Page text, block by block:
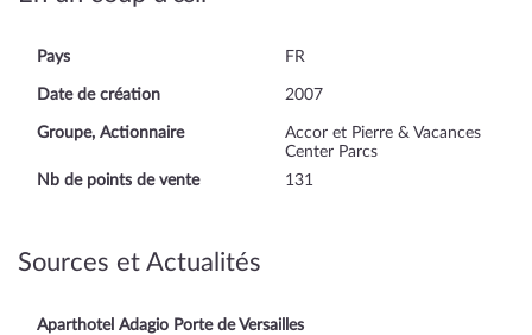
Pays FR
Date de création 2007
Groupe, Actionnaire
Accor et Pierre & Vacances
Center Parcs
Nb de points de vente
131
Sources et Actualités
Aparthotel Adagio Porte de Versailles